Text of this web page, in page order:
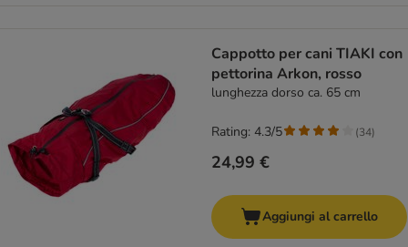
Cappotto per cani TIAKI con
pettorina Arkon, rosso
lunghezza dorso ca. 65 cm
24,99 €
Rating: 4.3/5 (34)
Aggiungi al carrello